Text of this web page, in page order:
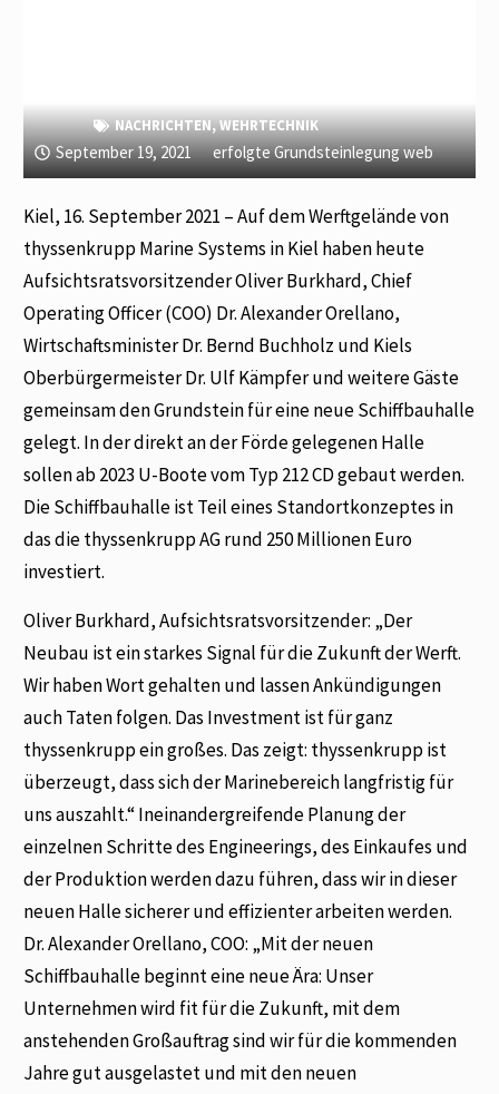
NACHRICHTEN,WEHRTECHNIK
September 19, 2021 erfolgte Grundsteinlegung web
Kiel, 16. September 2021 – Auf dem Werftgelände von
thyssenkrupp Marine Systems in Kiel haben heute
Aufsichtsratsvorsitzender Oliver Burkhard, Chief
Operating Officer (COO) Dr. Alexander Orellano,
Wirtschaftsminister Dr. Bernd Buchholz und Kiels
Oberbürgermeister Dr. Ulf Kämpfer und weitere Gäste
gemeinsam den Grundstein für eine neue Schiffbauhalle
gelegt. In der direkt an der Förde gelegenen Halle
sollen ab 2023 U-Boote vom Typ 212 CD gebaut werden.
Die Schiffbauhalle ist Teil eines Standortkonzeptes in
das die thyssenkrupp AG rund 250 Millionen Euro
investiert.
Oliver Burkhard, Aufsichtsratsvorsitzender: „Der
Neubau ist ein starkes Signal für die Zukunft der Werft.
Wir haben Wort gehalten und lassen Ankündigungen
auch Taten folgen. Das Investment ist für ganz
thyssenkrupp ein großes. Das zeigt: thyssenkrupp ist
überzeugt, dass sich der Marinebereich langfristig für
uns auszahlt.“ Ineinandergreifende Planung der
einzelnen Schritte des Engineerings, des Einkaufes und
der Produktion werden dazu führen, dass wir in dieser
neuen Halle sicherer und effizienter arbeiten werden.
Dr. Alexander Orellano, COO: „Mit der neuen
Schiffbauhalle beginnt eine neue Ära: Unser
Unternehmen wird fit für die Zukunft, mit dem
anstehenden Großauftrag sind wir für die kommenden
Jahre gut ausgelastet und mit den neuen